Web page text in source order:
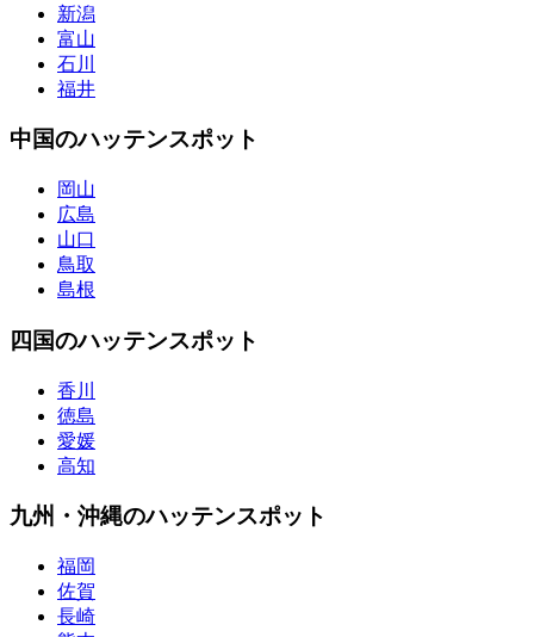
新潟
富山
石川
福井
中国のハッテンスポット
岡山
広島
山口
鳥取
島根
四国のハッテンスポット
香川
徳島
愛媛
高知
九州・沖縄のハッテンスポット
福岡
佐賀
長崎